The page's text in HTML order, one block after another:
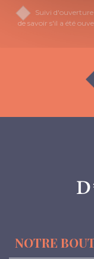
Suivi
de savoir s'il a été
NOTRE